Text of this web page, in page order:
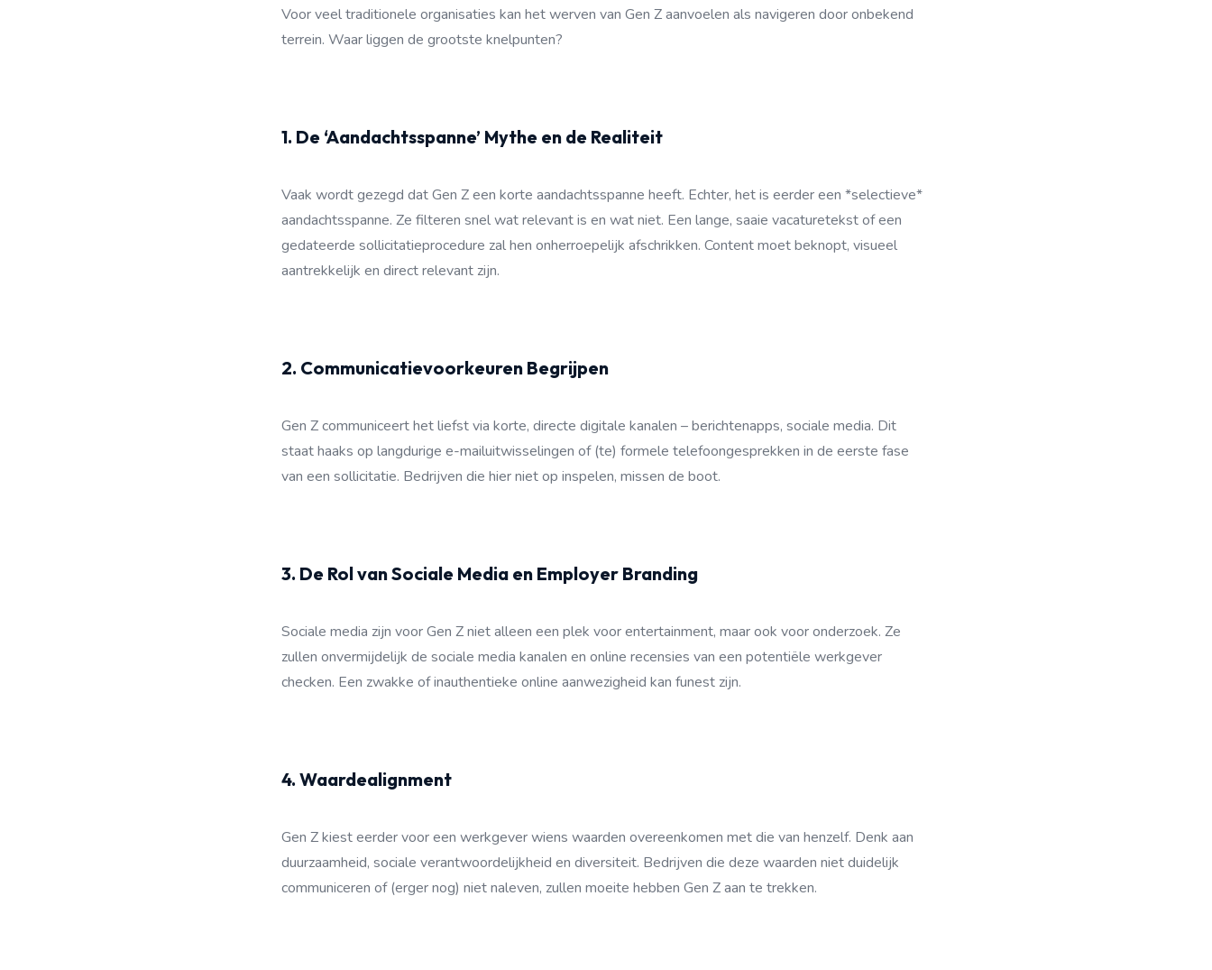
Voor veel traditionele organisaties kan het werven van Gen Z aanvoelen als navigeren door onbekend
terrein. Waar liggen de grootste knelpunten?
1. De ‘Aandachtsspanne’ Mythe en de Realiteit
Vaak wordt gezegd dat Gen Z een korte aandachtsspanne heeft. Echter, het is eerder een *selectieve*
aandachtsspanne. Ze filteren snel wat relevant is en wat niet. Een lange, saaie vacaturetekst of een
gedateerde sollicitatieprocedure zal hen onherroepelijk afschrikken. Content moet beknopt, visueel
aantrekkelijk en direct relevant zijn.
2. Communicatievoorkeuren Begrijpen
Gen Z communiceert het liefst via korte, directe digitale kanalen – berichtenapps, sociale media. Dit
staat haaks op langdurige e-mailuitwisselingen of (te) formele telefoongesprekken in de eerste fase
van een sollicitatie. Bedrijven die hier niet op inspelen, missen de boot.
3. De Rol van Sociale Media en Employer Branding
Sociale media zijn voor Gen Z niet alleen een plek voor entertainment, maar ook voor onderzoek. Ze
zullen onvermijdelijk de sociale media kanalen en online recensies van een potentiële werkgever
checken. Een zwakke of inauthentieke online aanwezigheid kan funest zijn.
4. Waardealignment
Gen Z kiest eerder voor een werkgever wiens waarden overeenkomen met die van henzelf. Denk aan
duurzaamheid, sociale verantwoordelijkheid en diversiteit. Bedrijven die deze waarden niet duidelijk
communiceren of (erger nog) niet naleven, zullen moeite hebben Gen Z aan te trekken.